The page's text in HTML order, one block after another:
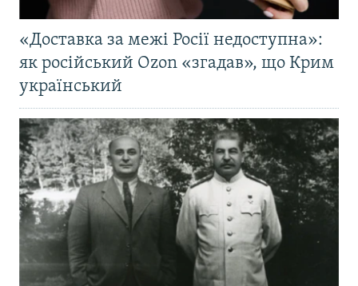
«Доставка за межі Росії недоступна»:
як російський Ozon «згадав», що Крим
український